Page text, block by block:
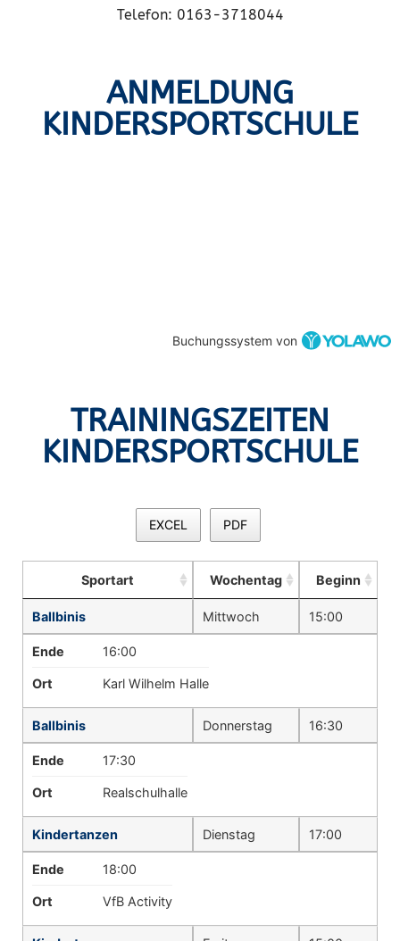
Telefon: 0163-3718044
ANMELDUNG
KINDERSPORTSCHULE
Buchungssystem von
TRAININGSZEITEN
KINDERSPORTSCHULE
EXCEL PDF
Sportart Wochentag Beginn
Ballbinis Mittwoch 15:00
Ende 16:00
Ort Karl Wilhelm Halle
Ballbinis Donnerstag 16:30
Ende 17:30
Ort Realschulhalle
Kindertanzen Dienstag 17:00
Ende 18:00
Ort VfB Activity